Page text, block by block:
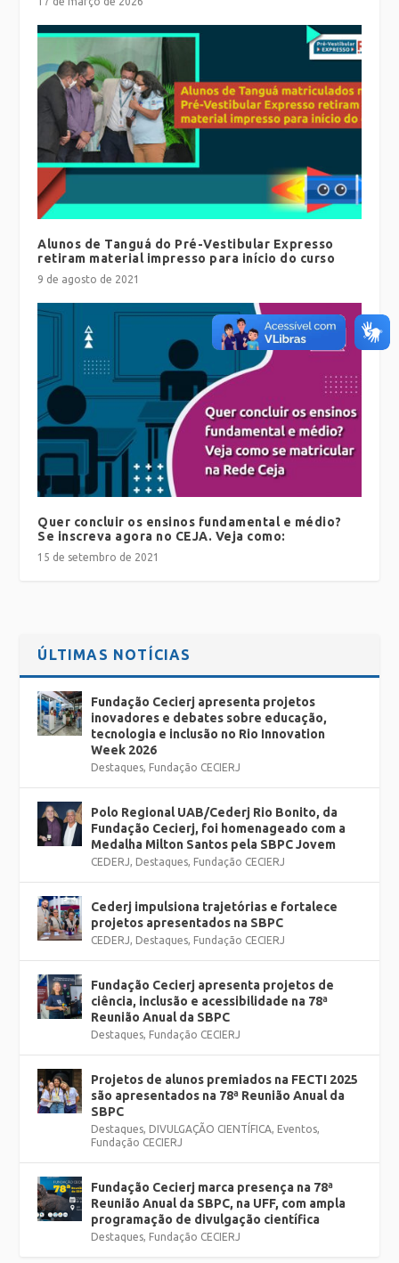
Alunos de Tanguá do Pré-Vestibular Expresso
retiram material impresso para início do curso
9 de agosto de 2021
Quer concluir os ensinos fundamental e médio?
Se inscreva agora no CEJA. Veja como:
15 de setembro de 2021
ÚLTIMAS NOTÍCIAS
Fundação Cecierj apresenta projetos
inovadores e debates sobre educação,
tecnologia e inclusão no Rio Innovation
Week 2026
Destaques, Fundação CECIERJ
Polo Regional UAB/Cederj Rio Bonito, da
Fundação Cecierj, foi homenageado com a
Medalha Milton Santos pela SBPC Jovem
CEDERJ, Destaques, Fundação CECIERJ
Cederj impulsiona trajetórias e fortalece
projetos apresentados na SBPC
CEDERJ, Destaques, Fundação CECIERJ
Fundação Cecierj apresenta projetos de
ciência, inclusão e acessibilidade na 78ª
Reunião Anual da SBPC
Destaques, Fundação CECIERJ
Projetos de alunos premiados na FECTI 2025
são apresentados na 78ª Reunião Anual da
SBPC
Destaques, DIVULGAÇÃO CIENTÍFICA, Eventos,
Fundação CECIERJ
Fundação Cecierj marca presença na 78ª
Reunião Anual da SBPC, na UFF, com ampla
programação de divulgação científica
Destaques, Fundação CECIERJ